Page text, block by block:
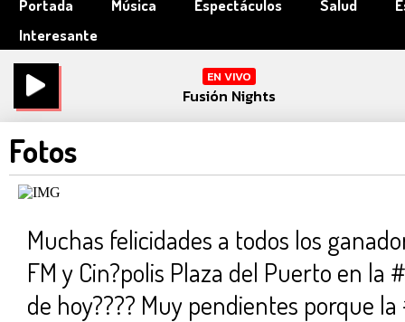
Portada Música Espectáculos Salud
Interesante
EN VIVO
Fusión Nights
Fotos
Muchas felicidades a todos los
FM y Cin?polis Plaza del Puerto en la
de hoy???? Muy pendientes porque